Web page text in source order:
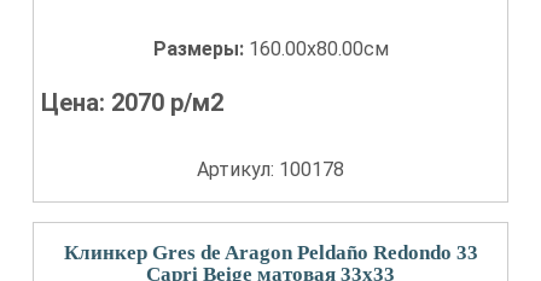
Размеры: 160.00x80.00см
Цена: 2070 р/м2
Артикул: 100178
Клинкер Gres de Aragon Peldaño Redondo 33
Capri Beige матовая 33x33